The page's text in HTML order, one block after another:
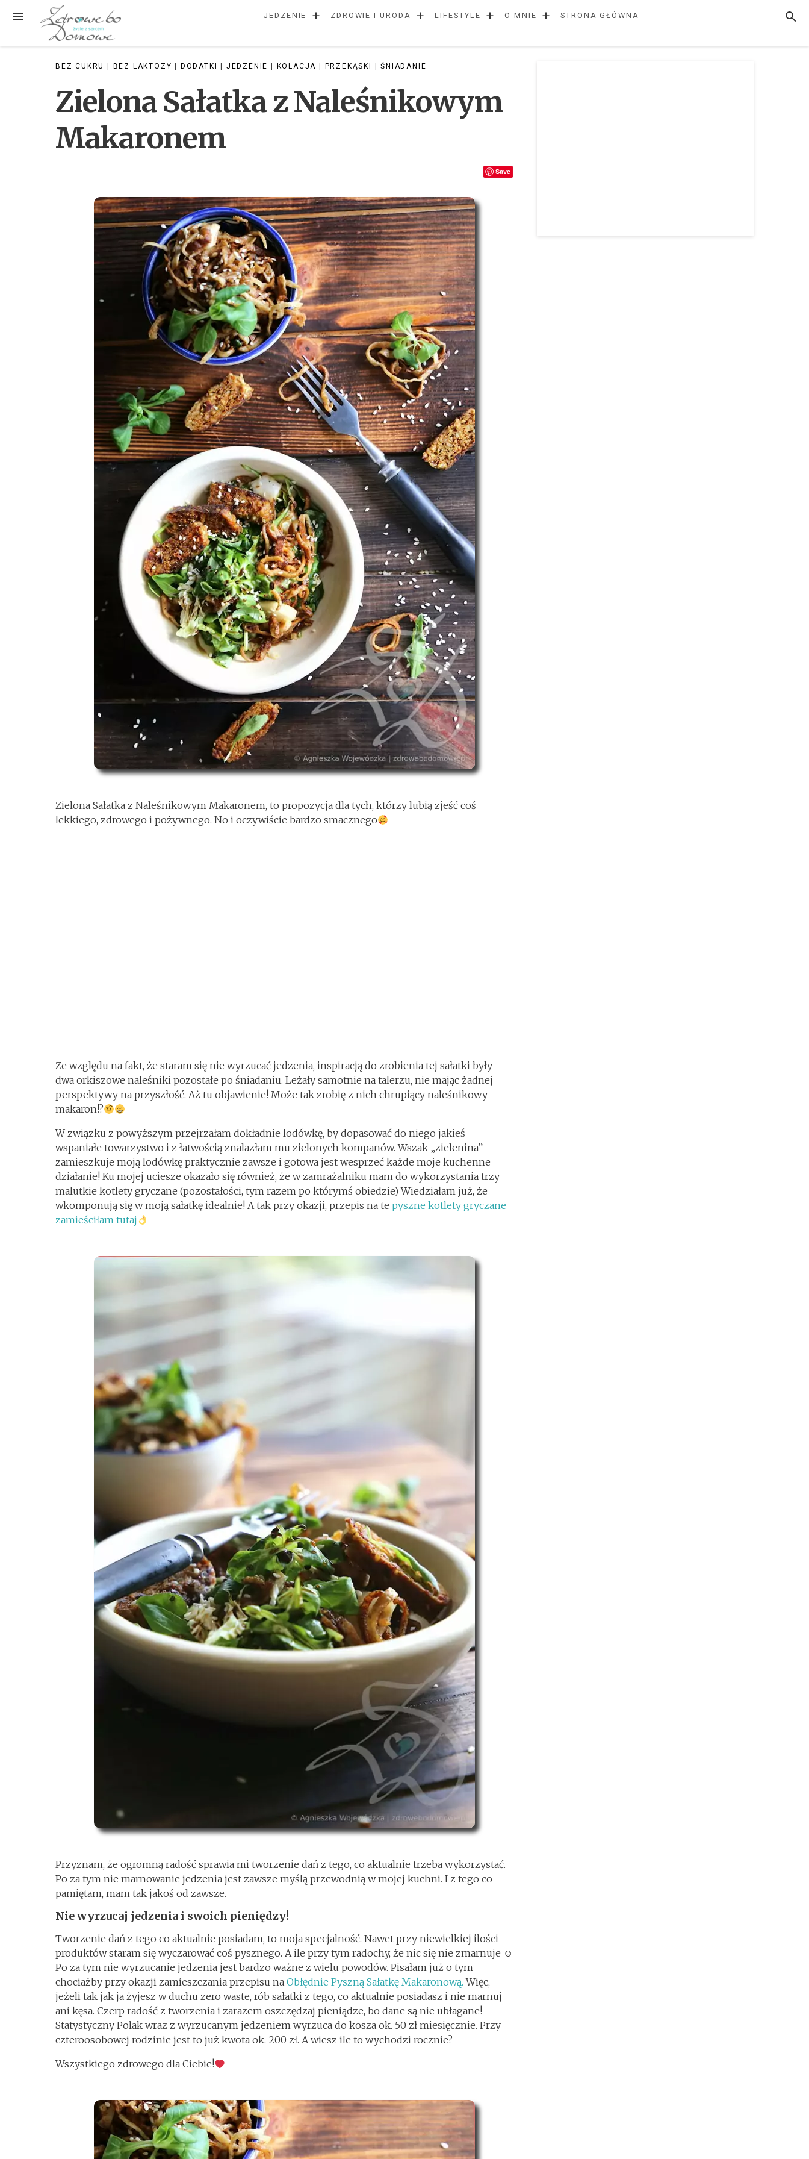
MENU JEDZENIE + ZDROWIE I URODA + LIFESTYLE + O MNIE + STRONA GŁÓWNA
BEZ CUKRU BEZ LAKTOZY DODATKI JEDZENIE KOLACJA PRZEKĄSKI |ŚNIADANIE
Zielona Sałatka z Naleśnikowym
Makaronem
Save
Zielona Sałatka z Naleśnikowym Makaronem, to propozycja dla tych, którzy lubią zjeść coś
lekkiego, zdrowego i pożywnego. No i oczywiście bardzo smacznego
Ze względu na fakt, że staram się nie wyrzucać jedzenia, inspiracją do zrobienia tej sałatki były
dwa orkiszowe naleśniki pozostałe po śniadaniu. Leżały samotnie na talerzu, nie mając żadnej
perspektywy na przyszłość. Aż tu objawienie! Może tak zrobię z nich chrupiący naleśnikowy
makaron!?
W związku z powyższym przejrzałam dokładnie lodówkę, by dopasować do niego jakieś
wspaniałe towarzystwo i z łatwością znalazłam mu zielonych kompanów. Wszak „zielenina”
zamieszkuje moją lodówkę praktycznie zawsze i gotowa jest wesprzeć każde moje kuchenne
działanie! Ku mojej uciesze okazało się również, że w zamrażalniku mam do wykorzystania trzy
malutkie kotlety gryczane (pozostałości, tym razem po którymś obiedzie) Wiedziałam już, że
wkomponują się w moją sałatkę idealnie! A tak przy okazji, przepis na te pyszne kotlety gryczane
zamieściłam tutaj
Przyznam, że ogromną radość sprawia mi tworzenie dań z tego, co aktualnie trzeba wykorzystać.
Po za tym nie marnowanie jedzenia jest zawsze myślą przewodnią w mojej kuchni. I z tego co
pamiętam, mam tak jakoś od zawsze.
Nie wyrzucaj jedzenia i swoich pieniędzy!
Tworzenie dań z tego co aktualnie posiadam, to moja specjalność. Nawet przy niewielkiej ilości
produktów staram się wyczarować coś pysznego. A ile przy tym radochy, że nic się nie zmarnuje ☺
Po za tym nie wyrzucanie jedzenia jest bardzo ważne z wielu powodów. Pisałam już o tym
chociażby przy okazji zamieszczania przepisu na Obłędnie Pyszną Sałatkę Makaronową. Więc,
jeżeli tak jak ja żyjesz w duchu zero waste, rób sałatki z tego, co aktualnie posiadasz i nie marnuj
ani kęsa. Czerp radość z tworzenia i zarazem oszczędzaj pieniądze, bo dane są nie ubłagane!
Statystyczny Polak wraz z wyrzucanym jedzeniem wyrzuca do kosza ok. 50 zł miesięcznie. Przy
czteroosobowej rodzinie jest to już kwota ok. 200 zł. A wiesz ile to wychodzi rocznie?
Wszystkiego zdrowego dla Ciebie!